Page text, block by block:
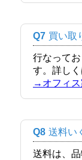
Q7 買い取
行なって
す。詳し
→オフィス
Q8 送料い
送料は、